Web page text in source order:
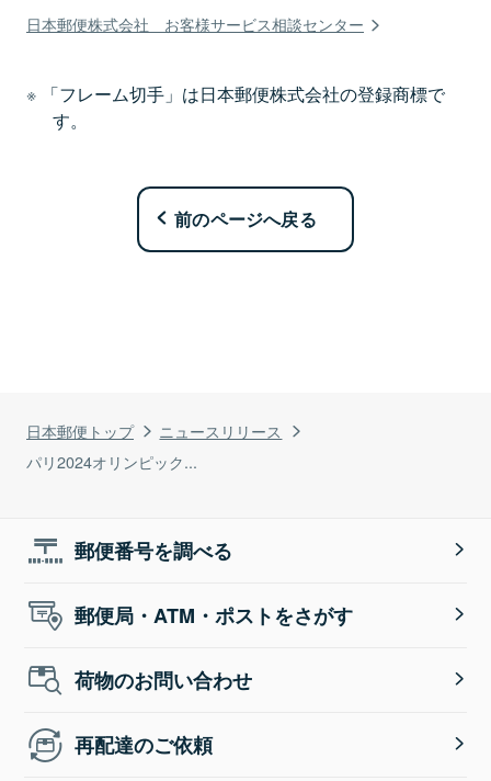
日本郵便トップ
ニュースリリース
パリ2024オリンピック...
日本郵便株式会社 お客様サービス相談センター
「フレーム切手」は日本郵便株式会社の登録商標で
す。
前のページへ戻る
郵便番号を調べる
郵便局・ATM・ポストをさがす
荷物のお問い合わせ
再配達のご依頼